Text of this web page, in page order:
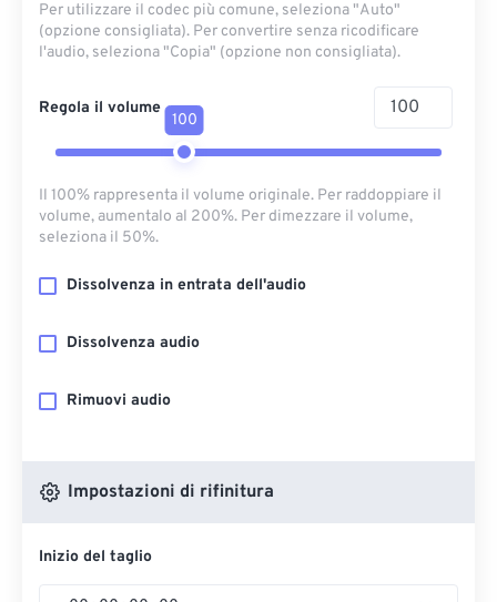
Per utilizzare il codec più comune, seleziona "Auto"
(opzione consigliata). Per convertire senza ricodificare
l'audio, seleziona "Copia" (opzione non consigliata).
Regola il volume
100
Il 100% rappresenta il volume originale. Per raddoppiare il
volume, aumentalo al 200%. Per dimezzare il volume,
seleziona il 50%.
Dissolvenza in entrata dell'audio
Dissolvenza audio
Rimuovi audio
Impostazioni di rifinitura
Inizio del taglio